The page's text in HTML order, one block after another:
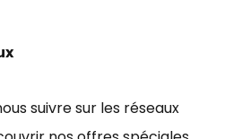
suivre sur les réseaux